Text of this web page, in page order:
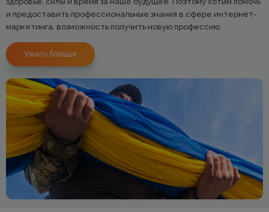
и предоставить профессиональные знания в сфере интернет-
маркетинга, возможность получить новую профессию.
Узнать больше